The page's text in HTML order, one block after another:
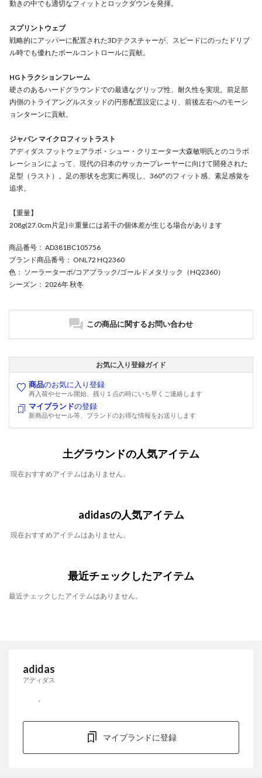
動きの中でも適切なフィットとロックダウンを発揮。
スプリントウェブ
戦略的にアッパーに配置された3Dテクスチャーが、スピードにのったドリブ
ル時でも優れたボールコントロールに貢献。
HGトラクションフレーム
硬さのあるハードグラウンドでの最適なグリップ性、耐久性を実現。前足部
内側のトライアングルスタッドの円形配置設定により、前後左右へのモーシ
ョンターンに貢献。
ジャパン マイクロフィットラスト
アディダス フットウェアラボ・シュー・クリエーター大森敏明氏とのコラボ
レーションによって、現代の日本のサッカープレーヤーに向けて開発された
足型（ラスト）。足の形状を忠実に再現し、360°のフィット感、素足感覚を
追求。
【重量】
208g(27.0cm片足)※重量には若干の個体差が生じる場合があります
商品番号 ： AD381BC105756
ブランド商品番号 ： ONL72 HQ2360
色 ： ソーラーターボ/コアブラック/ゴールドメタリック（HQ2360）
シーズン ： 2026年 秋冬
この商品に関するお問い合わせ
お気に入り登録ガイド
商品のお気に入り登録
再入荷やセール開始、残り１点の時にいち早くご連絡します
マイブランドの登録
新商品やセール等、ブランドのお得な情報をお送りします
土グラウンドの人気アイテム
現在おすすめアイテムはありません。
adidasの人気アイテム
現在おすすめアイテムはありません。
最近チェックしたアイテム
最近チェックしたアイテムはありません。
adidas
アディダス
マイブランドに登録